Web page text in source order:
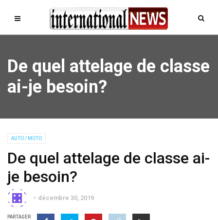
De quel attelage de classe
ai-je besoin?
AUTO / MOTO
De quel attelage de classe ai-
je besoin?
décembre 30, 2019
PARTAGER